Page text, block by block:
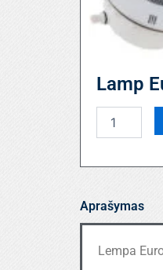
Lamp
kiekis:
Aprašymas
Lempa